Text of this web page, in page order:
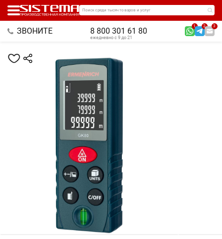
Поиск среди тысяч товаров и услуг
ЗВОНИТЕ 8 800 301 61 80
1 2 3
ежедневно с 9 до 21